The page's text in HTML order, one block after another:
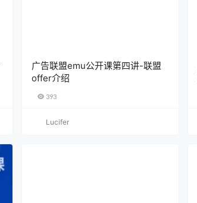
广告联盟emu公开课第四讲-联盟
offer介绍
393
Lucifer